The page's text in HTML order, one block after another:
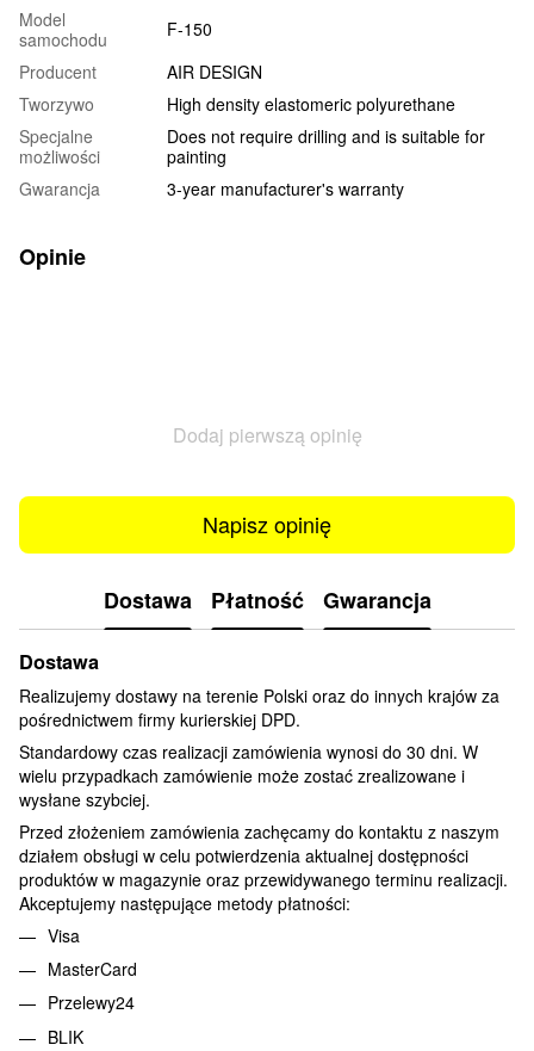
Model
samochodu
F-150
Producent
AIR DESIGN
Tworzywo
High density elastomeric polyurethane
Specjalne
możliwości
Does not require drilling and is suitable for
painting
Gwarancja
3-year manufacturer's warranty
Opinie
Dodaj pierwszą opinię
Napisz opinię
Dostawa Płatność Gwarancja
Dostawa
Realizujemy dostawy na terenie Polski oraz do innych krajów za
pośrednictwem firmy kurierskiej DPD.
Standardowy czas realizacji zamówienia wynosi do 30 dni. W
wielu przypadkach zamówienie może zostać zrealizowane i
wysłane szybciej.
Przed złożeniem zamówienia zachęcamy do kontaktu z naszym
działem obsługi w celu potwierdzenia aktualnej dostępności
produktów w magazynie oraz przewidywanego terminu realizacji.
Akceptujemy następujące metody płatności:
Visa
MasterCard
Przelewy24
BLIK